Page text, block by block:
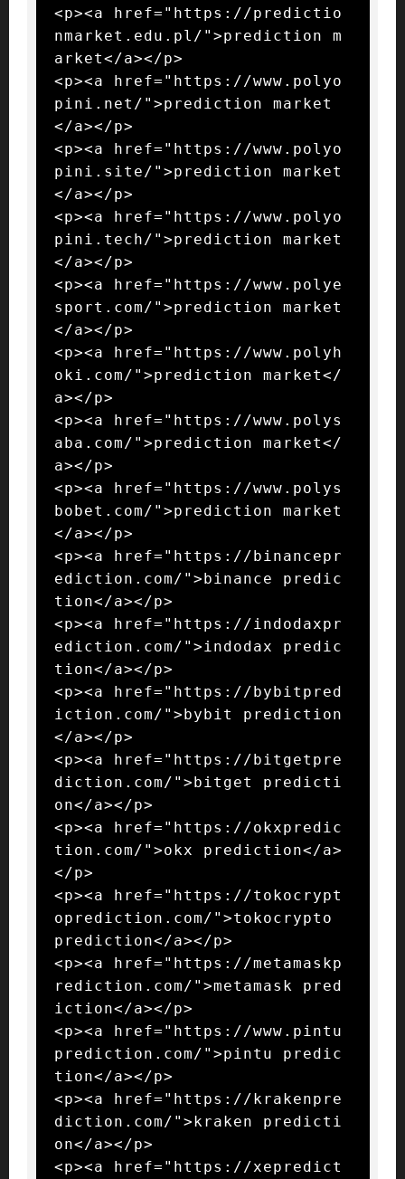
<p><a href="https://predictio
nmarket.edu.pl/">prediction m
arket</a></p>
<p><a href="https://www.polyo
pini.net/">prediction market
</a></p>
<p><a href="https://www.polyo
pini.site/">prediction market
</a></p>
<p><a href="https://www.polyo
pini.tech/">prediction market
</a></p>
<p><a href="https://www.polye
sport.com/">prediction market
</a></p>
<p><a href="https://www.polyh
oki.com/">prediction market</
a></p>
<p><a href="https://www.polys
aba.com/">prediction market</
a></p>
<p><a href="https://www.polys
bobet.com/">prediction market
</a></p>
<p><a href="https://binancepr
ediction.com/">binance predic
tion</a></p>
<p><a href="https://indodaxpr
ediction.com/">indodax predic
tion</a></p>
<p><a href="https://bybitpred
iction.com/">bybit prediction
</a></p>
<p><a href="https://bitgetpre
diction.com/">bitget predicti
on</a></p>
<p><a href="https://okxpredic
tion.com/">okx prediction</a>
</p>
<p><a href="https://tokocrypt
oprediction.com/">tokocrypto
prediction</a></p>
<p><a href="https://metamaskp
rediction.com/">metamask pred
iction</a></p>
<p><a href="https://www.pintu
prediction.com/">pintu predic
tion</a></p>
<p><a href="https://krakenpre
diction.com/">kraken predicti
on</a></p>
<p><a href="https://xepredict